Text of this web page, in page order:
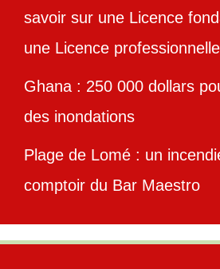
savoir sur une Licence
une Licence professionnelle
Ghana : 250 000 dollars
des inondations
Plage de Lomé : un
comptoir du Bar Maestro